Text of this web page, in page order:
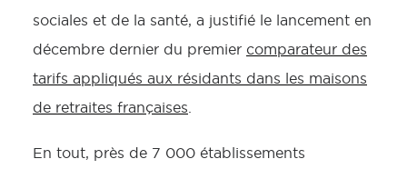
sociales et de la santé, a justifié le lancement en
décembre dernier du premier comparateur des
tarifs appliqués aux résidants dans les maisons
de retraites françaises
En tout, près de 7 000 établissements